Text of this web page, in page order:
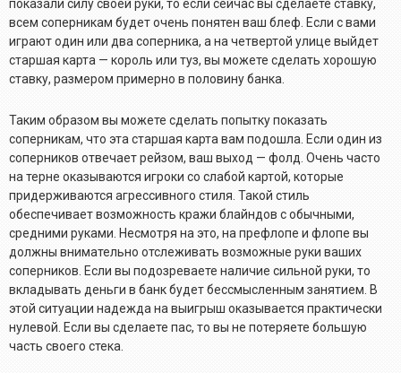
показали силу своей руки, то если сейчас вы сделаете ставку,
всем соперникам будет очень понятен ваш блеф. Если с вами
играют один или два соперника, а на четвертой улице выйдет
старшая карта — король или туз, вы можете сделать хорошую
ставку, размером примерно в половину банка.
Таким образом вы можете сделать попытку показать
соперникам, что эта старшая карта вам подошла. Если один из
соперников отвечает рейзом, ваш выход — фолд. Очень часто
на терне оказываются игроки со слабой картой, которые
придерживаются агрессивного стиля. Такой стиль
обеспечивает возможность кражи блайндов с обычными,
средними руками. Несмотря на это, на префлопе и флопе вы
должны внимательно отслеживать возможные руки ваших
соперников. Если вы подозреваете наличие сильной руки, то
вкладывать деньги в банк будет бессмысленным занятием. В
этой ситуации надежда на выигрыш оказывается практически
нулевой. Если вы сделаете пас, то вы не потеряете большую
часть своего стека.